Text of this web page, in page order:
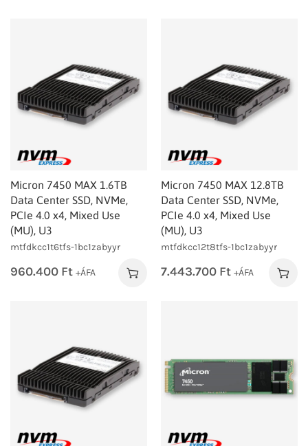
Micron 7450 MAX 1.6TB
Data Center SSD, NVMe,
PCIe 4.0 x4, Mixed Use
(MU), U3
mtfdkcc1t6tfs-1bc1zabyyr
960.400 Ft +ÁFA
Micron 7450 MAX 12.8TB
Data Center SSD, NVMe,
PCIe 4.0 x4, Mixed Use
(MU), U3
mtfdkcc12t8tfs-1bc1zabyyr
7.443.700 Ft +ÁFA